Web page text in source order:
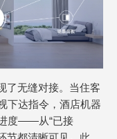
了无缝对接。当住客
下达指令，酒店机器
度——从“已接